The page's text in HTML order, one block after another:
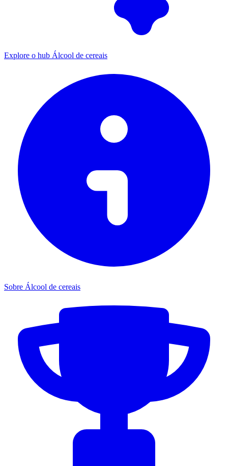
Explore o hub Álcool de cereais
Sobre Álcool de cereais